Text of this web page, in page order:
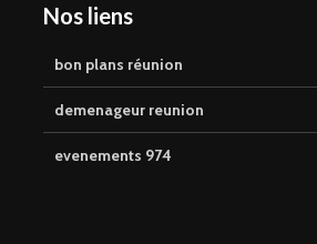
Nos liens
bon plans réunion
demenageur reunion
evenements 974